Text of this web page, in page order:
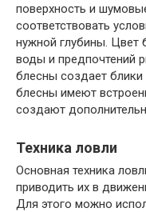
поверхность и
соответствовать
нужной глубины. Цвет
воды и предпочтений
блесны создает
блесны имеют
создают
Техника ловли
Основная техника
приводить их в
Для этого можно